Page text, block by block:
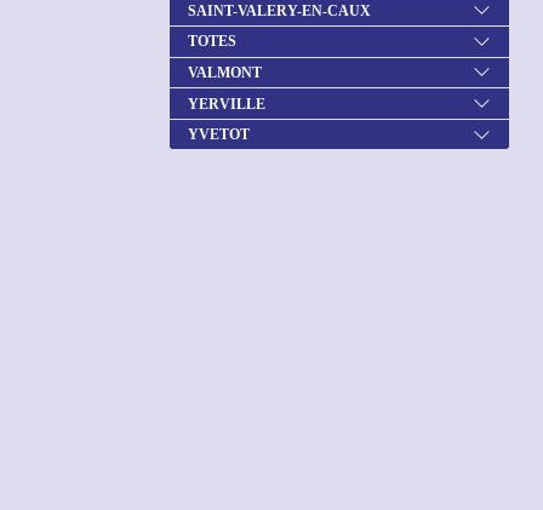
SAINT-VALERY-EN-CAUX
TOTES
VALMONT
YERVILLE
YVETOT